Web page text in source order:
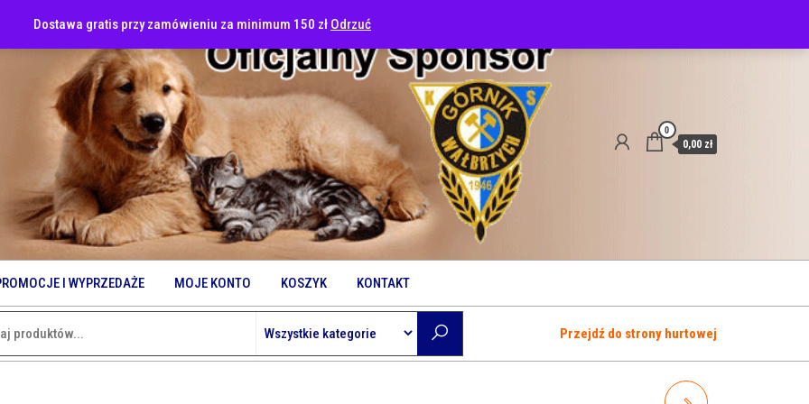
Dostawa gratis przy zamówieniu za minimum 150 zł Odrzuć
0
0,00 zł
I WYPRZEDAŻE MOJE KONTO KOSZYK KONTAKT
Przejdź do strony hurtowej